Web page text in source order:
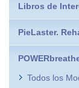
Libros de
PieLaster.
Todos los